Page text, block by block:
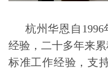
杭州华恩自 1996
经验，二十多年来累
标准工作经验，支